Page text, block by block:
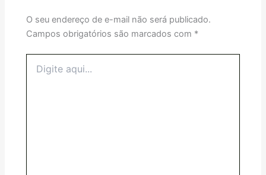
O seu endereço de e-mail não será publicado.
Campos obrigatórios são marcados com *
aqui...